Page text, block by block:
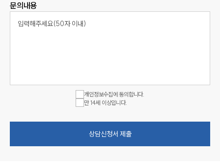
문의내용
개인정보수집에 동의합니다.
만 14세 이상입니다.
상담신청서 제출